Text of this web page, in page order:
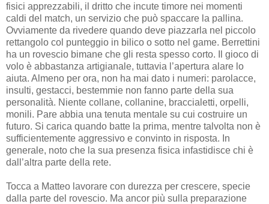
fisici apprezzabili, il dritto che incute timore nei momenti
caldi del match, un servizio che può spaccare la pallina.
Ovviamente da rivedere quando deve piazzarla nel piccolo
rettangolo col punteggio in bilico o sotto nel game. Berrettini
ha un rovescio bimane che gli resta spesso corto. Il gioco di
volo è abbastanza artigianale, tuttavia l’apertura alare lo
aiuta. Almeno per ora, non ha mai dato i numeri: parolacce,
insulti, gestacci, bestemmie non fanno parte della sua
personalità. Niente collane, collanine, braccialetti, orpelli,
monili. Pare abbia una tenuta mentale su cui costruire un
futuro. Si carica quando batte la prima, mentre talvolta non è
sufficientemente aggressivo e convinto in risposta. In
generale, noto che la sua presenza fisica infastidisce chi è
dall’altra parte della rete.
Tocca a Matteo lavorare con durezza per crescere, specie
dalla parte del rovescio. Ma ancor più sulla preparazione